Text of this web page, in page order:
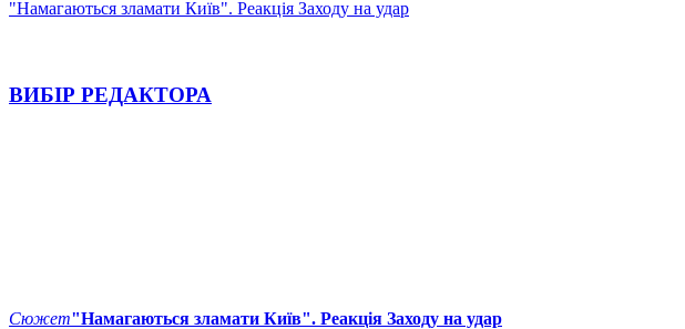
"Намагаються зламати Київ". Реакція Заходу на удар
ВИБІР РЕДАКТОРА
Сюжет"Намагаються зламати Київ". Реакція Заходу на удар